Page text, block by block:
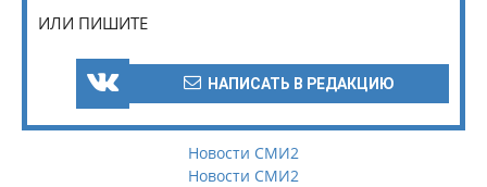
ИЛИ ПИШИТЕ
НАПИСАТЬ В РЕДАКЦИЮ
Новости СМИ2
Новости СМИ2